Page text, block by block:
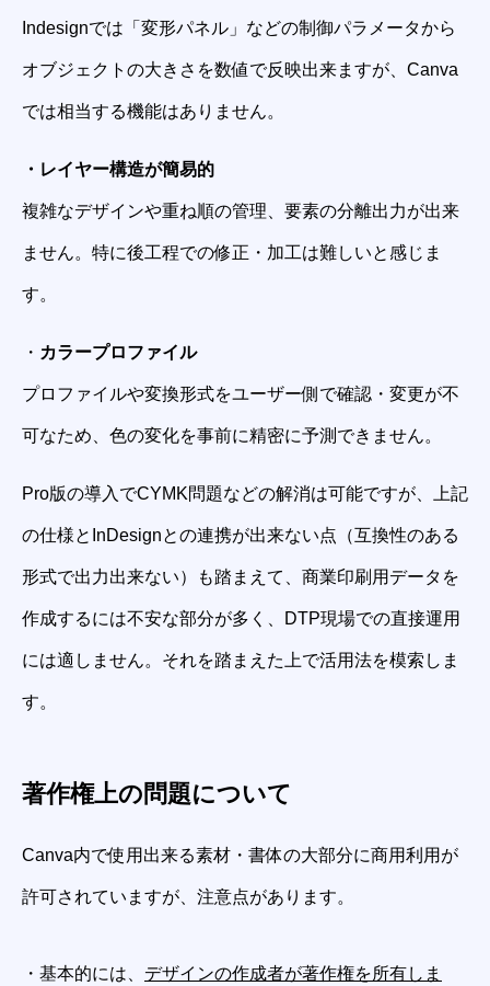
Indesignでは「変形パネル」などの制御パラメータから
オブジェクトの大きさを数値で反映出来ますが、Canva
では相当する機能はありません。
・レイヤー構造が簡易的
複雑なデザインや重ね順の管理、要素の分離出力が出来
ません。特に後工程での修正・加工は難しいと感じま
す。
・ カラープロファイル
プロファイルや変換形式をユーザー側で確認・変更が不
可なため、色の変化を事前に精密に予測できません。
Pro版の導入でCYMK問題などの解消は可能ですが、上記
の仕様とInDesignとの連携が出来ない点（互換性のある
形式で出力出来ない）も踏まえて、商業印刷用データを
作成するには不安な部分が多く、DTP現場での直接運用
には適しません。それを踏まえた上で活用法を模索しま
す。
著作権上の問題について
Canva内で使用出来る素材・書体の大部分に商用利用が
許可されていますが、注意点があります。
・基本的には、 デザインの作成者が著作権を所有しま